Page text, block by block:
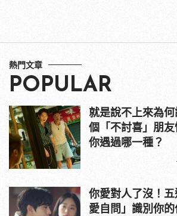
熱門文章
POPULAR
就是說不上來為
個「不討喜」朋友
你遇過哪一種？
你愛對人了沒！
愛自問」識別你